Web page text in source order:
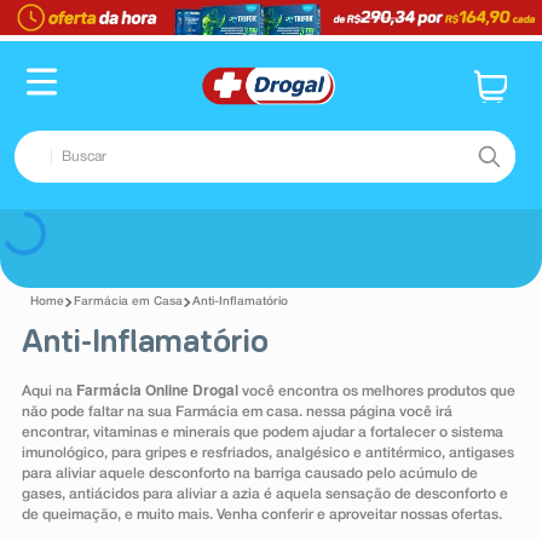
Buscar
TERMOS MAIS BUSCADOS
pampers confort sec max
3º dipirona
4º lenço umedecido
5º tadalafila
6º minoxidil
7º desodorante
Farmácia em Casa Anti-Inflamatório
Anti-Inflamatório
Aqui na Farmácia Online Drogal você encontra os melhores produtos que
não pode faltar na sua Farmácia em casa. nessa página você irá
encontrar, vitaminas e minerais que podem ajudar a fortalecer o sistema
imunológico, para gripes e resfriados, analgésico e antitérmico, antigases
para aliviar aquele desconforto na barriga causado pelo acúmulo de
gases, antiácidos para aliviar a azia é aquela sensação de desconforto e
de queimação, e muito mais. Venha conferir e aproveitar nossas ofertas.